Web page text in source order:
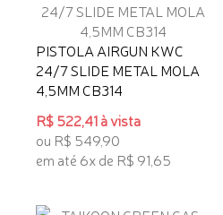
PISTOLA AIRGUN KWC
24/7 SLIDE METAL MOLA
4,5MM CB314
R$ 522,41 à vista
ou R$ 549,90
em até 6x de R$ 91,65